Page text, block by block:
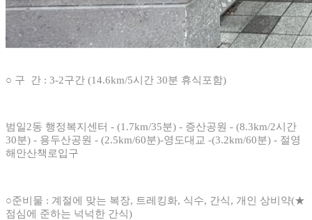
○ 구 간 : 3-2구간 (14.6km/5시간 30분 휴식포함)
범일2동 행정복지센터 - (1.7km/35분) - 증산공원 - (8.3km/2시간
30분) - 용두산공원 - (2.5km/60분)-영도대교 -(3.2km/60분) - 절영
해안산책로입구
○준비물 : 계절에 맞는 복장, 트레킹화, 식수, 간식, 개인 상비약(★
점심에 준하는 넉넉한 간식)